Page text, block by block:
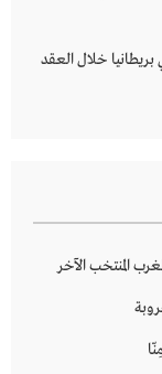
خلال العقد
المنتخب الآخر